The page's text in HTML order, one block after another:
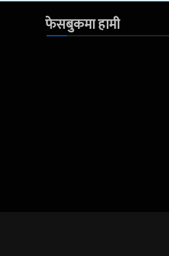
फेसबुकमा हामी